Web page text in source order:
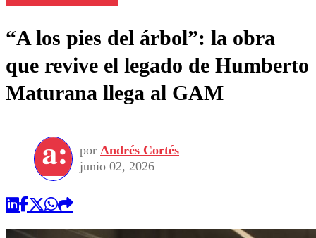
“A los pies del árbol”: la obra
que revive el legado de Humberto
Maturana llega al GAM
por Andrés Cortés
junio 02, 2026